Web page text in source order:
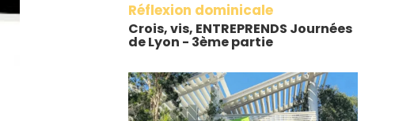
Réflexion dominicale
Crois, vis, ENTREPRENDS Journées
de Lyon - 3ème partie